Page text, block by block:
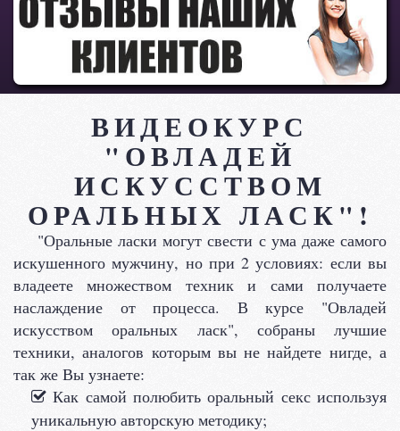
ВИДЕОКУРС
"ОВЛАДЕЙ
ИСКУССТВОМ
ОРАЛЬНЫХ ЛАСК"!
"Оральные ласки могут свести с ума даже самого
искушенного мужчину, но при 2 условиях: если вы
владеете множеством техник и сами получаете
наслаждение от процесса. В курсе "Овладей
искусством оральных ласк", собраны лучшие
техники, аналогов которым вы не найдете нигде, а
так же Вы узнаете:
Как самой полюбить оральный секс используя
уникальную авторскую методику;